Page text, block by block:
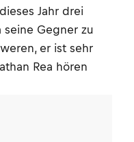
Jahr drei
seine Gegner zu
er ist sehr
Rea hören